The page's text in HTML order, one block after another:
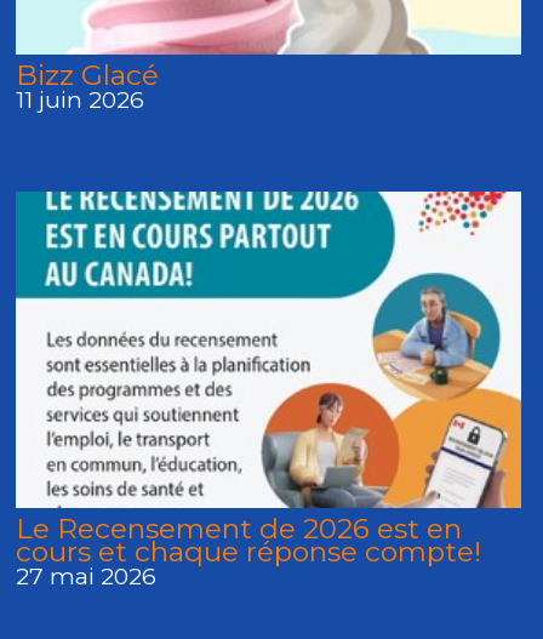
Bizz Glacé
11 juin 2026
Le Recensement de 2026 est en
cours et chaque réponse compte!
27 mai 2026